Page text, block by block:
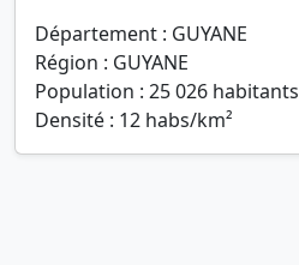
Département : GUYANE
Région : GUYANE
Population : 25 026 habitants
Densité : 12 habs/km²